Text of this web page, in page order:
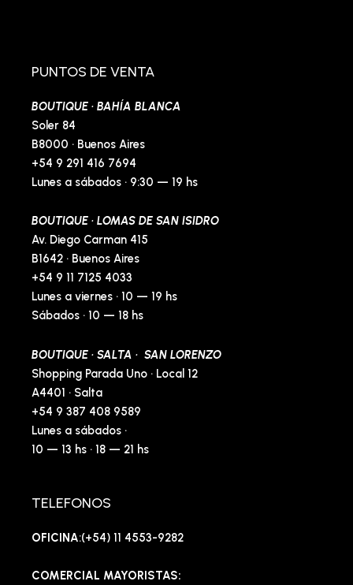
o
k
f
PUNTOS DE VENTA
BOUTIQUE · BAHÍA BLANCA
Soler 84
B8000 · Buenos Aires
+54 9 291 416 7694
Lunes a sábados · 9:30 — 19 hs
BOUTIQUE · LOMAS DE SAN ISIDRO
Av. Diego Carman 415
B1642 · Buenos Aires
+54 9 11 7125 4033
Lunes a viernes · 10 — 19 hs
Sábados · 10 — 18 hs
BOUTIQUE · SALTA · SAN LORENZO
Shopping Parada Uno · Local 12
A4401 · Salta
+54 9 387 408 9589
Lunes a sábados ·
10 — 13 hs · 18 — 21 hs
TELEFONOS
OFICINA:(+54) 11 4553-9282
COMERCIAL MAYORISTAS: